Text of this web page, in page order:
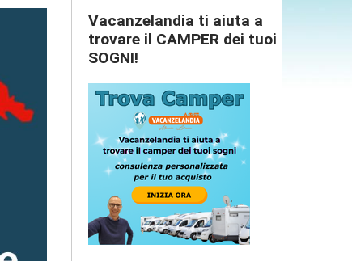
Vacanzelandia ti aiuta a
trovare il CAMPER dei tuoi
SOGNI!